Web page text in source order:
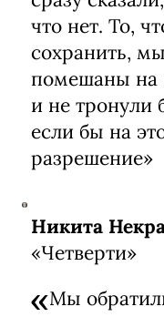
что нет. То,
сохранить,
помешаны на
и не тронули
если бы на
разрешение»
Никита
«Четверти»
Мы